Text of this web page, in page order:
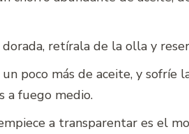
retírala de la olla y
poco más de aceite, y sofríe
a fuego medio.
a transparentar es el